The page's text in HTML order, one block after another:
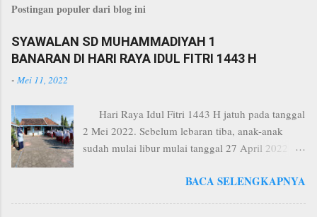
Postingan populer dari blog ini
SYAWALAN SD MUHAMMADIYAH 1
BANARAN DI HARI RAYA IDUL FITRI 1443 H
- Mei 11, 2022
Hari Raya Idul Fitri 1443 H jatuh pada tanggal
2 Mei 2022. Sebelum lebaran tiba, anak-anak
sudah mulai libur mulai tanggal 27 April 2022 - 7
2022. Pada hari pertama masuk sekolah,
BACA SELENGKAPNYA